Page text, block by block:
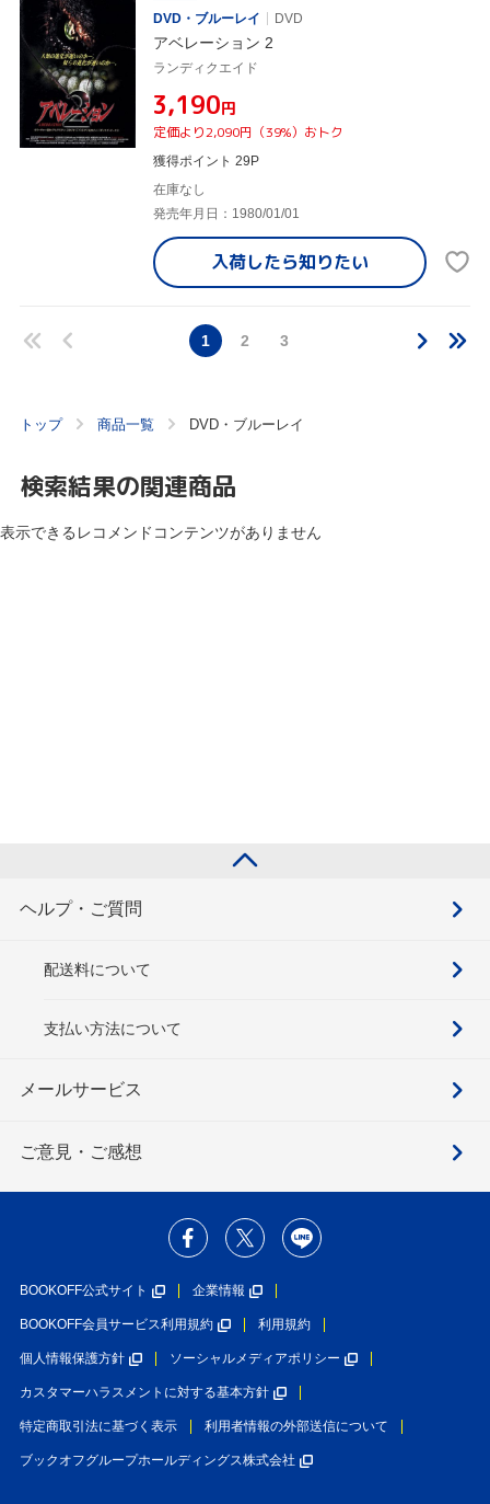
DVD・ブルーレイ
DVD
アベレーション 2
ランディクエイド
¥3,190円
定価より2,090円（39%）おトク
獲得ポイント 29P
在庫なし
発売年月日：1980/01/01
入荷したら知りたい
1 2 3
トップ 商品一覧 DVD・ブルーレイ
検索結果の関連商品
表示できるレコメンドコンテンツがありません
ヘルプ・ご質問
配送料について
支払い方法について
メールサービス
ご意見・ご感想
BOOKOFF公式サイト 企業情報
BOOKOFF会員サービス利用規約 利用規約
個人情報保護方針 ソーシャルメディアポリシー
カスタマーハラスメントに対する基本方針
特定商取引法に基づく表示 利用者情報の外部送信について
ブックオフグループホールディングス株式会社